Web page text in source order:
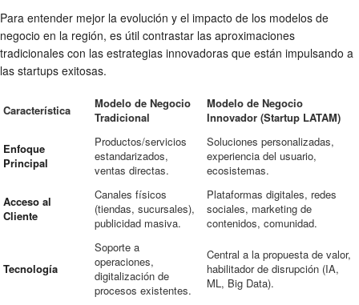
Para entender mejor la evolución y el impacto de los modelos de
negocio en la región, es útil contrastar las aproximaciones
tradicionales con las estrategias innovadoras que están impulsando a
las startups exitosas.
Característica
Modelo de Negocio
Tradicional
Modelo de Negocio
Innovador (Startup LATAM)
Enfoque
Principal
Productos/servicios
estandarizados,
ventas directas.
Soluciones personalizadas,
experiencia del usuario,
ecosistemas.
Acceso al
Cliente
Canales físicos
(tiendas, sucursales),
publicidad masiva.
Plataformas digitales, redes
sociales, marketing de
contenidos, comunidad.
Tecnología
Soporte a
operaciones,
digitalización de
procesos existentes.
Central a la propuesta de valor,
habilitador de disrupción (IA,
ML, Big Data).